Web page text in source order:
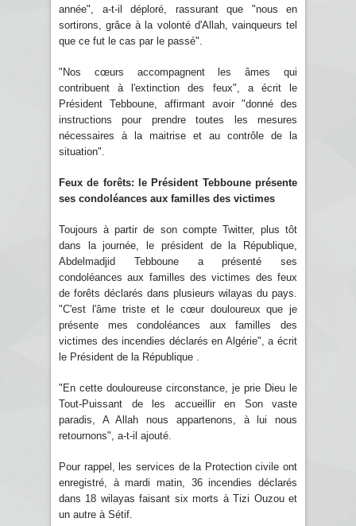
année", a-t-il déploré, rassurant que "nous en
sortirons, grâce à la volonté d'Allah, vainqueurs tel
que ce fut le cas par le passé".
"Nos cœurs accompagnent les âmes qui
contribuent à l'extinction des feux", a écrit le
Président Tebboune, affirmant avoir "donné des
instructions pour prendre toutes les mesures
nécessaires à la maitrise et au contrôle de la
situation".
Feux de forêts: le Président Tebboune présente
ses condoléances aux familles des victimes
Toujours à partir de son compte Twitter, plus tôt
dans la journée, le président de la République,
Abdelmadjid Tebboune a présenté ses
condoléances aux familles des victimes des feux
de forêts déclarés dans plusieurs wilayas du pays.
"C'est l'âme triste et le cœur douloureux que je
présente mes condoléances aux familles des
victimes des incendies déclarés en Algérie", a écrit
le Président de la République .
"En cette douloureuse circonstance, je prie Dieu le
Tout-Puissant de les accueillir en Son vaste
paradis, A Allah nous appartenons, à lui nous
retournons", a-t-il ajouté.
Pour rappel, les services de la Protection civile ont
enregistré, à mardi matin, 36 incendies déclarés
dans 18 wilayas faisant six morts à Tizi Ouzou et
un autre à Sétif.